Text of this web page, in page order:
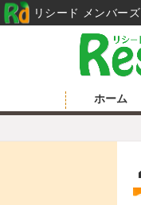
ホーム
リシード メンバーズ